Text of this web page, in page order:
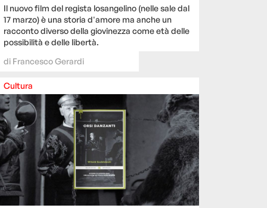
Il nuovo film del regista losangelino (nelle sale dal
17 marzo) è una storia d'amore ma anche un
racconto diverso della giovinezza come età delle
possibilità e delle libertà.
di Francesco Gerardi
Cultura